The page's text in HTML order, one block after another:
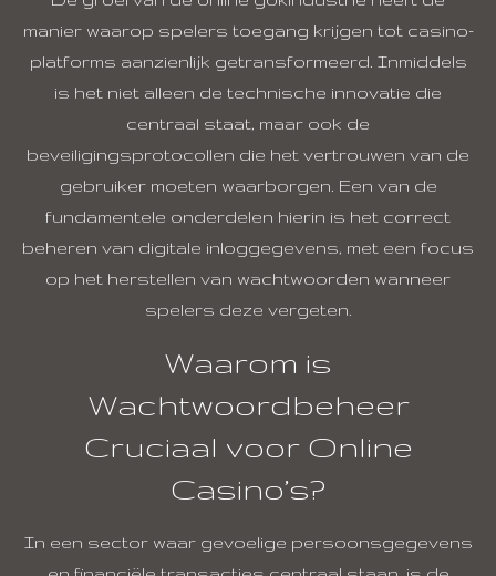
manier waarop spelers toegang krijgen tot casino-
platforms aanzienlijk getransformeerd. Inmiddels
is het niet alleen de technische innovatie die
centraal staat, maar ook de
beveiligingsprotocollen die het vertrouwen van de
gebruiker moeten waarborgen. Een van de
fundamentele onderdelen hierin is het correct
beheren van digitale inloggegevens, met een focus
op het herstellen van wachtwoorden wanneer
spelers deze vergeten.
Waarom is
Wachtwoordbeheer
Cruciaal voor Online
Casino’s?
In een sector waar gevoelige persoonsgegevens